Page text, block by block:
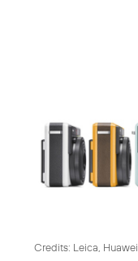
Credits: Leica, Huawei